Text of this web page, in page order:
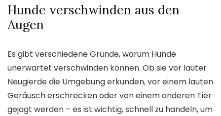
Hunde verschwinden aus den
Augen
Es gibt verschiedene Gründe, warum Hunde
unerwartet verschwinden können. Ob sie vor lauter
Neugierde die Umgebung erkunden, vor einem lauten
Geräusch erschrecken oder von einem anderen Tier
gejagt werden – es ist wichtig, schnell zu handeln, um